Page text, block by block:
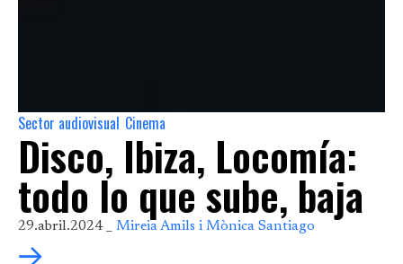
Sector audiovisual Cinema
Disco, Ibiza, Locomía:
todo lo que sube, baja
29.abril.2024 _ Mireia Amils i Mònica Santiago